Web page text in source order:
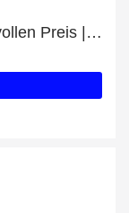
Erhalten Sie 38% Rabatt auf den vollen Preis | 5% Rabatt auf Schlüsselanhänger mit Fotogravur